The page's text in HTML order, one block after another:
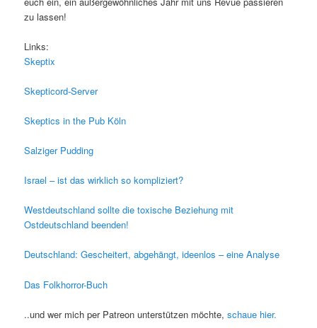
zu lassen!
Links:
Skeptix
Skepticord-Server
Skeptics in the Pub Köln
Salziger Pudding
Israel – ist das wirklich so kompliziert?
Westdeutschland sollte die toxische Beziehung mit
Ostdeutschland beenden!
Deutschland: Gescheitert, abgehängt, ideenlos – eine Analyse
Das Folkhorror-Buch
..und wer mich per Patreon unterstützen möchte,schaue hier.